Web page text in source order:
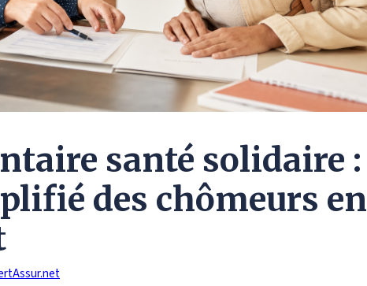
santé solidaire :
des chômeurs en